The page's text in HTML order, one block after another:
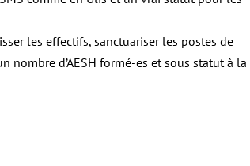
les effectifs, sanctuariser les postes de
nombre d’AESH formé-es et sous statut à la